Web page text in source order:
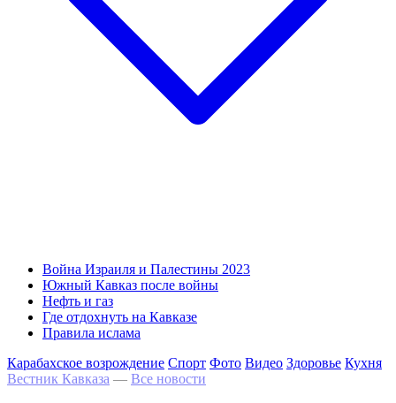
Война Израиля и Палестины 2023
Южный Кавказ после войны
Нефть и газ
Где отдохнуть на Кавказе
Правила ислама
Карабахское возрождение Спорт Фото Видео Здоровье Кухня
Вестник Кавказа — Все новости